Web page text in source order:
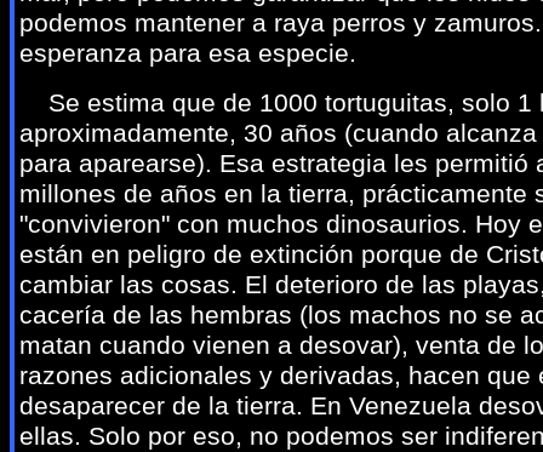
podemos mantener a raya perros y
esperanza para esa especie.
Se estima que de 1000 tortuguitas, solo 1
aproximadamente, 30 años (cuando
para aparearse). Esa estrategia les
millones de años en la tierra,
"convivieron" con muchos dinosaurios. Hoy
están en peligro de extinción porque de
cambiar las cosas. El deterioro de las
cacería de las hembras (los machos no se
matan cuando vienen a desovar), venta de
razones adicionales y derivadas, hacen
desaparecer de la tierra. En Venezuela
ellas. Solo por eso, no podemos ser